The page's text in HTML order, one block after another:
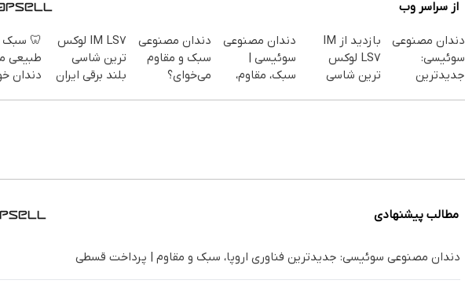
از سراسر وب
دندان مصنوعی
سوئیسی:
جدیدترین
بازدید از IM
LS7 لوکس
ترین شاسی
دندان مصنوعی
سوئیسی |
سبک، مقاوم،
دندان مصنوعی
سبک و مقاوم
می‌خوای؟
IM LS7 لوکس
ترین شاسی
بلند برقی ایران
🦷 سبک
طبیعی
دندان
مطالب پیشنهادی
دندان مصنوعی سوئیسی: جدیدترین فناوری اروپا، سبک و مقاوم | پرداخت قسطی